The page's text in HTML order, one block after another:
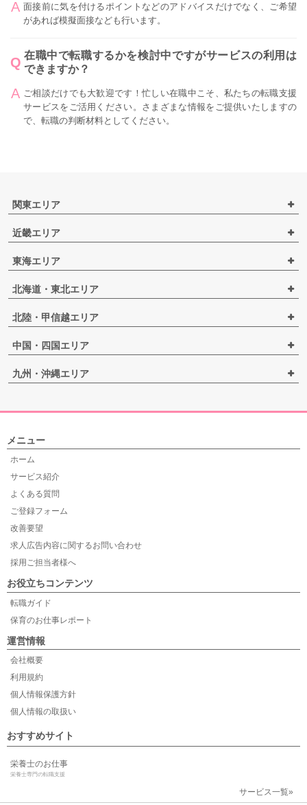
面接前に気を付けるポイントなどのアドバイスだけでなく、ご希望
があれば模擬面接なども行います。
在職中で転職するかを検討中ですがサービスの利用は
できますか？
ご相談だけでも大歓迎です！忙しい在職中こそ、私たちの転職支援
サービスをご活用ください。さまざまな情報をご提供いたしますの
で、転職の判断材料としてください。
関東エリア
近畿エリア
東海エリア
北海道・東北エリア
北陸・甲信越エリア
中国・四国エリア
九州・沖縄エリア
メニュー
ホーム
サービス紹介
よくある質問
ご登録フォーム
改善要望
求人広告内容に関するお問い合わせ
採用ご担当者様へ
お役立ちコンテンツ
転職ガイド
保育のお仕事レポート
運営情報
会社概要
利用規約
個人情報保護方針
個人情報の取扱い
おすすめサイト
栄養士のお仕事
栄養士専門の転職支援
サービス一覧»